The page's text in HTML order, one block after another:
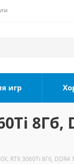
игр
8Гб,
RTX 3060Ti 8Гб,